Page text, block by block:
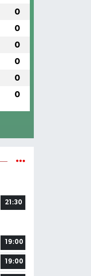
0
0
0
0
0
0
21:30
19:00
19:00